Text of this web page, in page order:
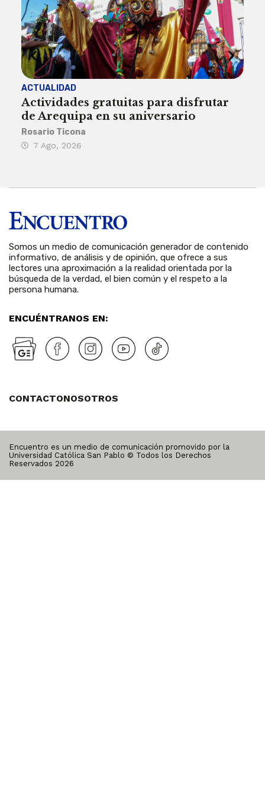
ACTUALIDAD
Actividades gratuitas para disfrutar
de Arequipa en su aniversario
Rosario Ticona
7 Ago, 2026
Somos un medio de comunicación generador de contenido
informativo, de análisis y de opinión, que ofrece a sus
lectores una aproximación a la realidad orientada por la
búsqueda de la verdad, el bien común y el respeto a la
persona humana.
ENCUÉNTRANOS EN:
CONTACTONOSOTROS
Encuentro es un medio de comunicación promovido por la
Universidad Católica San Pablo © Todos los Derechos
Reservados 2026